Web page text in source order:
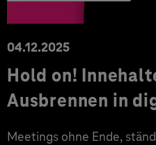
04.12.2025
Hold on!
Ausbrennen in
Meetings ohne Ende,